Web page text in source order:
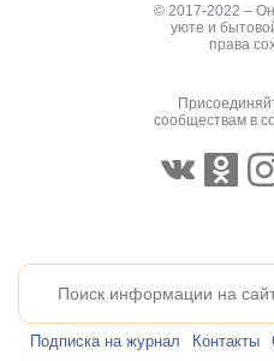
© 2017-2022 –
уюте и
права
сообществам в
Подписка на журнал Контакты